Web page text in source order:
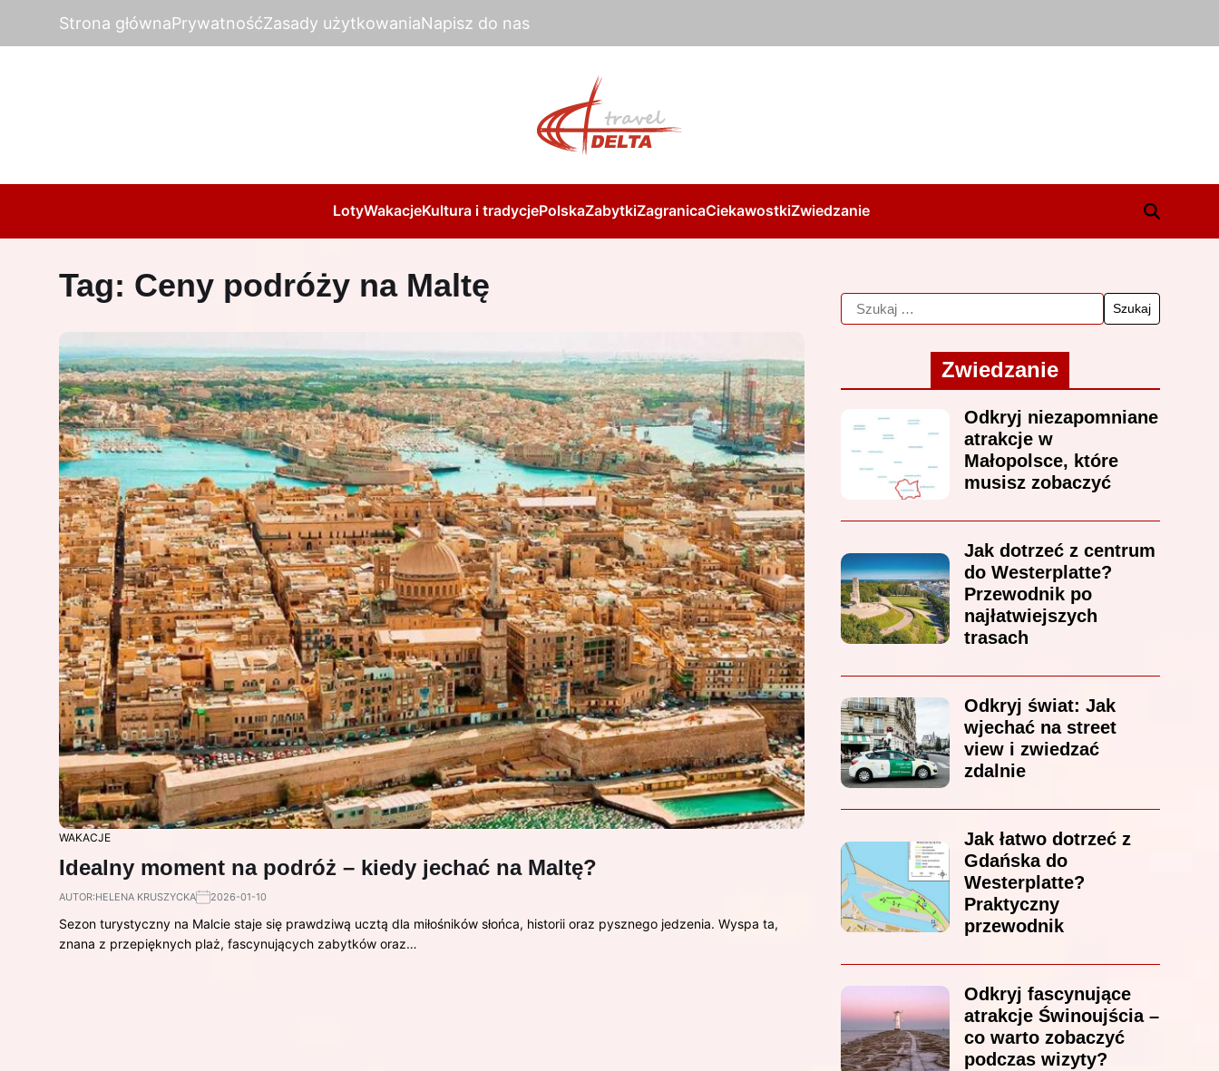
Strona głównaPrywatnośćZasady użytkowaniaNapisz do nas
LotyWakacjeKultura i tradycjePolskaZabytkiZagranicaCiekawostkiZwiedzanie
Tag: Ceny podróży na Maltę
WAKACJE
Idealny moment na podróż – kiedy jechać na Maltę?
AUTOR:HELENA KRUSZYCKA 2026-01-10
Sezon turystyczny na Malcie staje się prawdziwą ucztą dla miłośników słońca, historii oraz pysznego jedzenia. Wyspa ta,
znana z przepięknych plaż, fascynujących zabytków oraz…
Zwiedzanie
Odkryj niezapomniane
atrakcje w
Małopolsce, które
musisz zobaczyć
Jak dotrzeć z centrum
do Westerplatte?
Przewodnik po
najłatwiejszych
trasach
Odkryj świat: Jak
wjechać na street
view i zwiedzać
zdalnie
Jak łatwo dotrzeć z
Gdańska do
Westerplatte?
Praktyczny
przewodnik
Odkryj fascynujące
atrakcje Świnoujścia –
co warto zobaczyć
podczas wizyty?